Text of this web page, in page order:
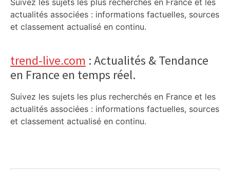
Suivez les sujets les plus recherchés en France et les
actualités associées : informations factuelles, sources
et classement actualisé en continu.
trend-live.com : Actualités & Tendance
en France en temps réel.
Suivez les sujets les plus recherchés en France et les
actualités associées : informations factuelles, sources
et classement actualisé en continu.